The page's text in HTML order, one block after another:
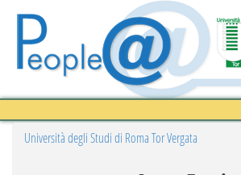
Università degli Studi di Roma Tor Vergata